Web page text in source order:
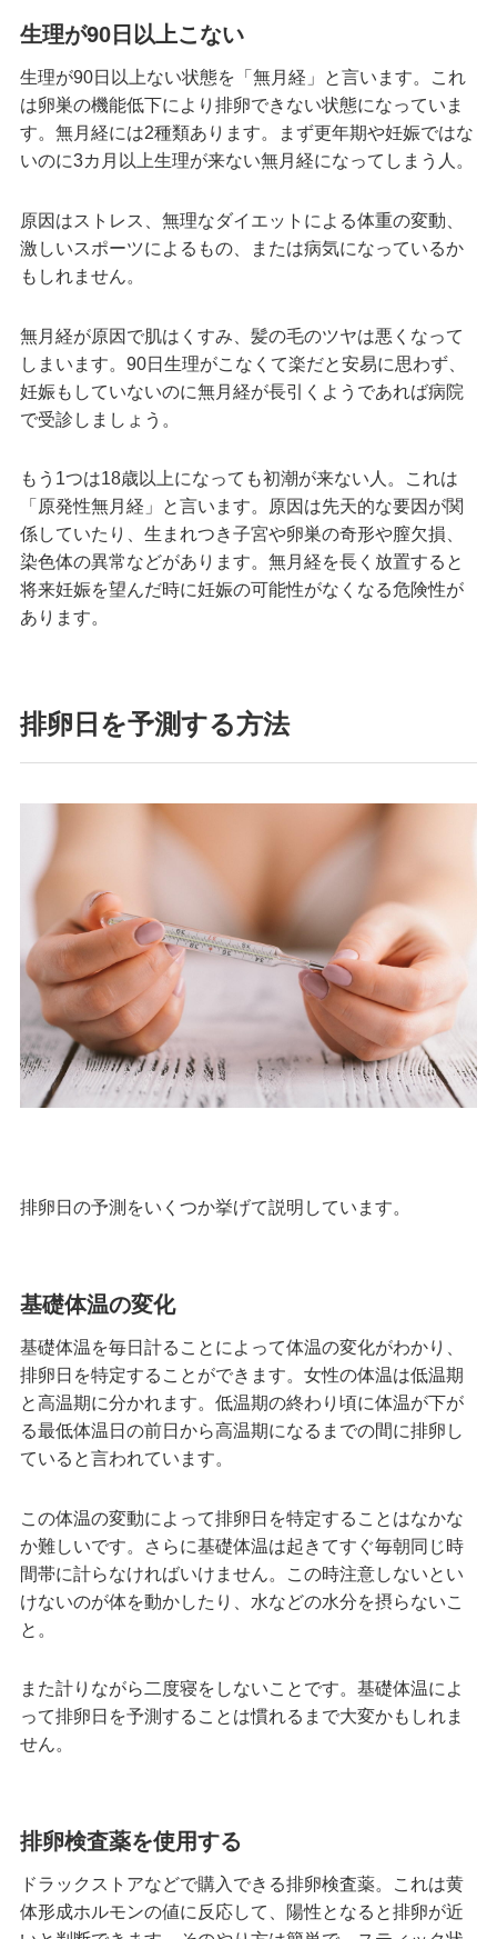
生理が90日以上こない
生理が90日以上ない状態を「無月経」と言います。これ
は卵巣の機能低下により排卵できない状態になっていま
す。無月経には2種類あります。まず更年期や妊娠ではな
いのに3カ月以上生理が来ない無月経になってしまう人。
原因はストレス、無理なダイエットによる体重の変動、
激しいスポーツによるもの、または病気になっているか
もしれません。
無月経が原因で肌はくすみ、髪の毛のツヤは悪くなって
しまいます。90日生理がこなくて楽だと安易に思わず、
妊娠もしていないのに無月経が長引くようであれば病院
で受診しましょう。
もう1つは18歳以上になっても初潮が来ない人。これは
「原発性無月経」と言います。原因は先天的な要因が関
係していたり、生まれつき子宮や卵巣の奇形や膣欠損、
染色体の異常などがあります。無月経を長く放置すると
将来妊娠を望んだ時に妊娠の可能性がなくなる危険性が
あります。
排卵日を予測する方法
排卵日の予測をいくつか挙げて説明しています。
基礎体温の変化
基礎体温を毎日計ることによって体温の変化がわかり、
排卵日を特定することができます。女性の体温は低温期
と高温期に分かれます。低温期の終わり頃に体温が下が
る最低体温日の前日から高温期になるまでの間に排卵し
ていると言われています。
この体温の変動によって排卵日を特定することはなかな
か難しいです。さらに基礎体温は起きてすぐ毎朝同じ時
間帯に計らなければいけません。この時注意しないとい
けないのが体を動かしたり、水などの水分を摂らないこ
と。
また計りながら二度寝をしないことです。基礎体温によ
って排卵日を予測することは慣れるまで大変かもしれま
せん。
排卵検査薬を使用する
ドラックストアなどで購入できる排卵検査薬。これは黄
体形成ホルモンの値に反応して、陽性となると排卵が近